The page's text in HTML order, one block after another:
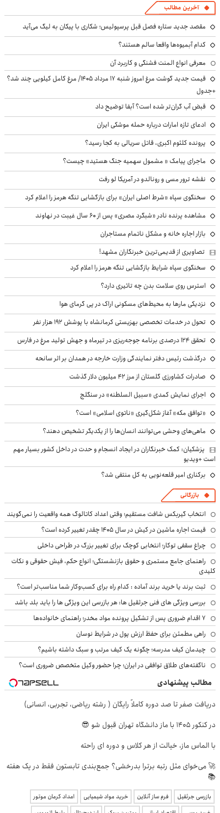
آخرین مطالب
مقصد جدید ستاره فصل قبل پرسپولیس؛ شکاری با پیکان به لیگ می‌آید
کدام آبمیوه‌ها واقعا سالم هستند؟
معرفی انواع المنت فشنگی و کاربرد آن
قیمت جدید گوشت مرغ امروز شنبه ۱۷ مرداد ۱۴۰۵/ مرغ کامل کیلویی چند شد؟
+جدول
قبض آب گران‌تر شده است؟ آبفا توضیح داد
ادعای تازه امارات درباره حمله موشکی ایران
پرونده کلثوم اکبری، قاتل سریالی به کجا رسید؟
ماجرای پیامک « مشمول سهمیه جنگ هستید» چیست؟
نقشه ترور مسی و رونالدو در آمریکا لو رفت
سخنگوی سپاه «شرط اصلی ایران» برای بازگشایی تنگه هرمز را اعلام کرد
مشاهده پرنده نادر «شبگرد مصری» پس از ۶۰ سال غیبت در نهاوند
بازار اجاره خانه و مشکل ناتمام مستاجران
تصاویری از قدیمی‌ترین خبرنگاران مشهد!
سخنگوی سپاه شرایط بازگشایی تنگه هرمز را اعلام کرد
استرس روی سلامت بدن چه تاثیری دارد؟
نزدیکی مارها به محیط‌های مسکونی اراک در پی گرمای هوا
تحول در خدمات تخصصی بهزیستی کرمانشاه با پوشش ۱۹۲ هزار نفر
تحقق ۱۲۴ درصدی برنامه جوجه‌ریزی در تیرماه و جهش تولید مرغ در فارس
درگذشت رئیس دفتر نمایندگی وزارت خارجه در همدان بر اثر سانحه
صادرات کشاورزی گلستان از مرز ۴۲ میلیون دلار گذشت
اجرای نمایش کمدی «سبیل السلطنه» در سنگلج
«توافق مکه» آغاز شکل‌گیری «ناتوی اسلامی» است؟
ماهی‌های وحشی می‌توانند انسان‌ها را از یکدیگر تشخیص دهند؟
پزشکیان: کمک خبرنگاران در ایجاد انسجام و حدت در داخل کشور بسیار مهم
است +ویدیو
برکناری امیر قلعه‌نویی به کل منتفی شد؟
بازرگانی
انتخاب گیربکس شافت مستقیم؛ وقتی اعداد کاتالوگ همه واقعیت را نمی‌گویند
قیمت اجاره ماشین در کیش در سال ۱۴۰۵ چقدر تغییر کرده است؟
چراغ سقفی توکار؛ انتخابی کوچک برای تغییر بزرگ در طراحی داخلی
راهنمای جامع مستمری و حقوق بازنشستگی؛ انواع حکم، فیش حقوقی و نکات
کلیدی
ثبت برند یا خرید برند آماده : کدام راه برای کسب‌وکار شما مناسب‌تر است؟
بررسی ویژگی های فنی جرثقیل ها: هر بازرسی این ویژگی ها را باید بلد باشد
۷ اقدام ضروری پس از تشکیل پرونده مواد مخدر؛ راهنمای خانواده‌ها
راهی مطمئن برای حفظ ارزش پول در شرایط نوسان
چیدمان کیف مدرسه؛ چگونه یک کیف مرتب و سبک داشته باشیم؟
ناگفته‌های طلاق توافقی در ایران؛ چرا حضور وکیل متخصص ضروری است؟
مطالب پیشنهادی
دریافت صفر تا صد دوره کاملاً رایگان ( رشته ریاضی، تجربی، انسانی)
در کنکور 1405 با ماز دانشگاه تهران قبول شو 😎
با الماس ماز، خیالت از هر کلاس و دوره ای راحته
🚀 می‌خوای مثل رتبه برترا بدرخشی؟ جمع‌بندی تابستون فقط در یک هفته
📚
بازرسی جرثقیل فرم ساز آنلاین خرید مواد شیمیایی
امداد کرمان موتور